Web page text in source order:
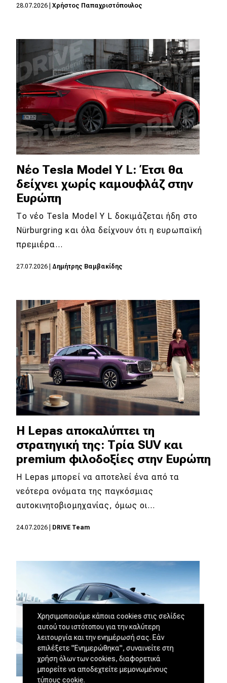
28.07.2026 Χρήστος Παπαχριστόπουλος
Νέο Tesla Model Y L: Έτσι θα
δείχνει χωρίς καμουφλάζ στην
Ευρώπη
Το νέο Tesla Model Y L δοκιμάζεται ήδη στο
Nürburgring και όλα δείχνουν ότι η ευρωπαϊκή
πρεμιέρα…
27.07.2026 Δημήτρης Βαμβακίδης
Η Lepas αποκαλύπτει τη
στρατηγική της: Τρία SUV και
premium φιλοδοξίες στην Ευρώπη
Η Lepas μπορεί να αποτελεί ένα από τα
νεότερα ονόματα της παγκόσμιας
αυτοκινητοβιομηχανίας, όμως οι…
24.07.2026 DRIVE Team
Χρησιμοποιούμε κάποια cookies στις σελίδες
αυτού του ιστότοπου για την καλύτερη
λειτουργία και την ενημέρωσή σας. Εάν
επιλέξετε "Ενημερώθηκα", συναινείτε στη
χρήση όλων των cookies, διαφορετικά
μπορείτε να αποδεχτείτε μεμονωμένους
τύπους cookie.